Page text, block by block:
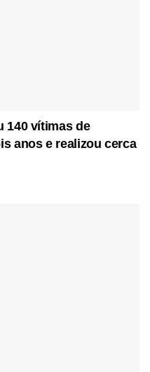
140 vítimas de
anos e realizou cerca